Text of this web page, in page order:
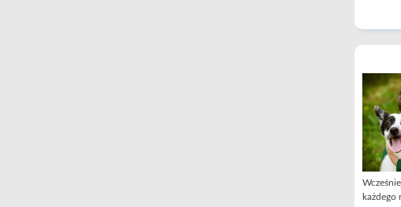
każdego